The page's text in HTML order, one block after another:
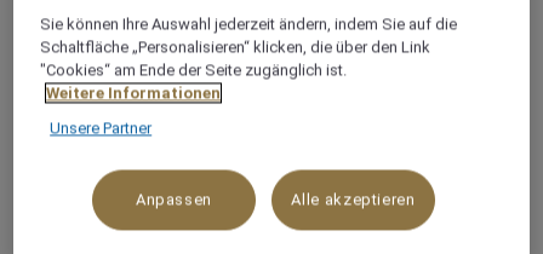
Bäume pflanzen
Sie können Ihre Auswahl jederzeit ändern, indem Sie auf die
Schaltfläche „Personalisieren“ klicken, die über den Link
"Cookies“ am Ende der Seite zugänglich ist.
Weitere Informationen
Unsere Partner
Anpassen Alle akzeptieren